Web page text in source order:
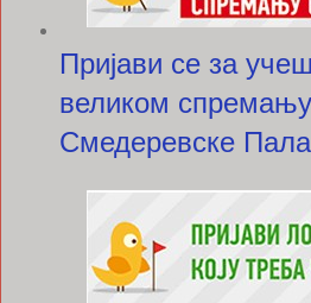
Пријави се за
великом
Смедеревске